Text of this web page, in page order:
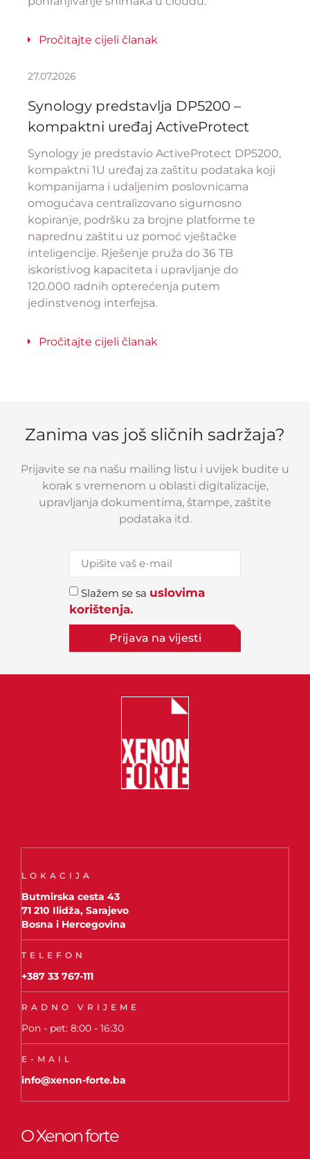
Pročitajte cijeli članak
27.07.2026
Synology predstavlja DP5200 –
kompaktni uređaj ActiveProtect
Synology je predstavio ActiveProtect DP5200,
kompaktni 1U uređaj za zaštitu podataka koji
kompanijama i udaljenim poslovnicama
omogućava centralizovano sigurnosno
kopiranje, podršku za brojne platforme te
naprednu zaštitu uz pomoć vještačke
inteligencije. Rješenje pruža do 36 TB
iskoristivog kapaciteta i upravljanje do
120.000 radnih opterećenja putem
jedinstvenog interfejsa.
Pročitajte cijeli članak
Zanima vas još sličnih sadržaja?
Prijavite se na našu mailing listu i uvijek budite u
korak s vremenom u oblasti digitalizacije,
upravljanja dokumentima, štampe, zaštite
podataka itd.
Slažem se sa uslovima
korištenja.
Prijava na vijesti
LOKACIJA
Butmirska cesta 43
71 210 Ilidža, Sarajevo
Bosna i Hercegovina
TELEFON
+387 33 767-111
RADNO VRIJEME
Pon - pet: 8:00 - 16:30
E-MAIL
info@xenon-forte.ba
O Xenon forte